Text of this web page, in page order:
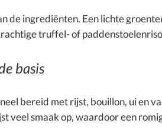
de ingrediënten. Een lichte
truffel- of
basis
bereid met rijst, bouillon, ui en
veel smaak op, waardoor een